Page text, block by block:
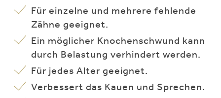
Für einzelne und mehrere fehlende
Zähne geeignet.
Ein möglicher Knochenschwund kann
durch Belastung verhindert werden.
Für jedes Alter geeignet.
Verbessert das Kauen und Sprechen.